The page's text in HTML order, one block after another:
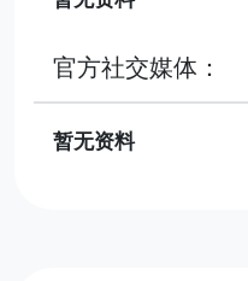
官方社交媒体：
暂无资料